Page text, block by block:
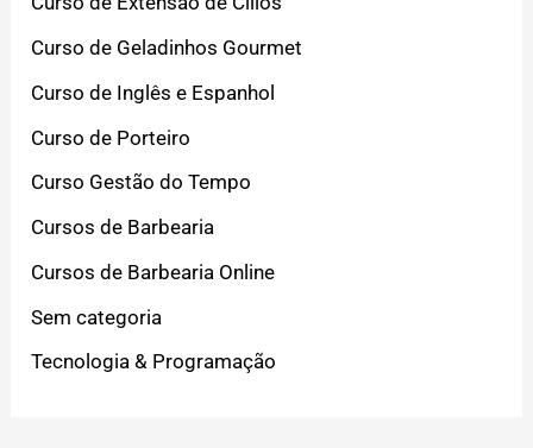
Curso de Geladinhos Gourmet
Curso de Inglês e Espanhol
Curso de Porteiro
Curso Gestão do Tempo
Cursos de Barbearia
Cursos de Barbearia Online
Sem categoria
Tecnologia & Programação